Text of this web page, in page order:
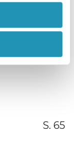
S. 62
S. 65